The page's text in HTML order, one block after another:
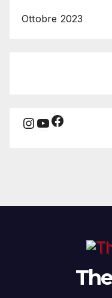
Ottobre 2023
Instagram
YouTube
Facebook